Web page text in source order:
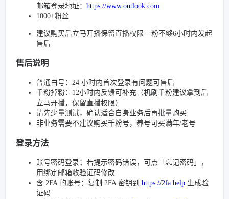
邮箱登录地址： https://www.outlook.com
1000+粉丝
建议购买后立马开播保留直播权限---粉不够6小时内发起
售后
售后说明
普通白号：24 小时内首次登录有问题可售后
千粉掉粉：12小时内反馈可补充（机刷千粉建议拿到后
立马开播，保留直播权限）
请先少量测试，确认适合自身业务后再批量购买
非业务需要不建议购买千粉号，养号可买满年/老号
登录方法
账号密码登录；若提示密码错误，可点「忘记密码」，
用绑定邮箱收验证码修改
含 2FA 的账号：复制 2FA 密钥到 https://2fa.help 生成验
证码